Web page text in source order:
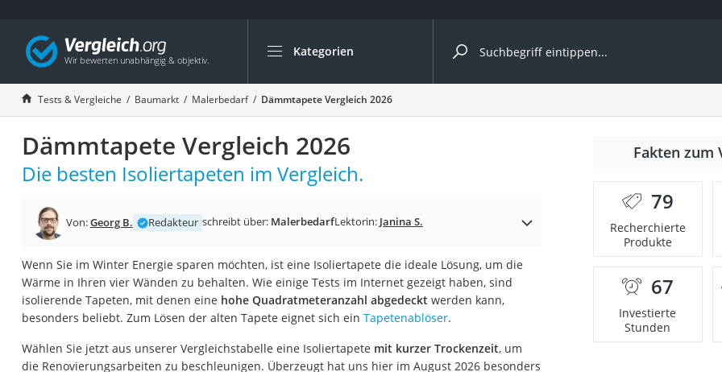
Kategorien
Die beliebtesten Vergleiche nach Kategorie
Baumarkt
Tresor feuerfest
Makita-Akku-Rasenmäher
Kappsäge
Smartes Türschloss
Akku-Rasentrimmer
Split-Klimaanlage 2 Innengeräte
Pelletofen
Bohrmaschine
Tiefbrunnenpumpe
Tests & Vergleiche Baumarkt Malerbedarf Dämmtapete Vergleich 2026
Dämmtapete Vergleich 2026
Die besten Isoliertapeten im Vergleich.
Von:Georg B. Redakteur schreibt über: MalerbedarfLektorin: Janina S.
Wenn Sie im Winter Energie sparen möchten, ist eine Isoliertapete die ideale Lösung, um die
Wärme in Ihren vier Wänden zu behalten. Wie einige Tests im Internet gezeigt haben, sind
isolierende Tapeten, mit denen eine hohe Quadratmeteranzahl abgedeckt werden kann,
besonders beliebt. Zum Lösen der alten Tapete eignet sich ein Tapetenablöser.
Wählen Sie jetzt aus unserer Vergleichstabelle eine Isoliertapete mit kurzer Trockenzeit, um
die Renovierungsarbeiten zu beschleunigen. Überzeugt hat uns hier im August 2026 besonders
Fakten zum
79
Recherchierte
Produkte
67
Investierte
Stunden